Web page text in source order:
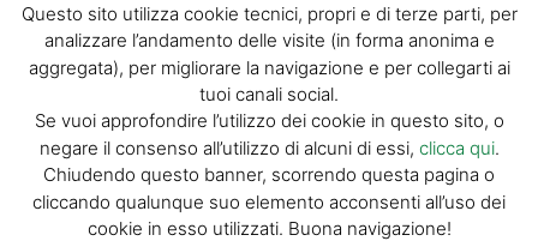
© GIORGIO TESI EDITRICE S.R.L. | P.IVA
01732650476 | VIA DI BADIA 14 – 51100 LOC.
BOTTEGONE (PISTOIA) |POWERED BY
ALLYMIND
Questo sito utilizza cookie tecnici, propri e di terze parti, per
analizzare l’andamento delle visite (in forma anonima e
aggregata), per migliorare la navigazione e per collegarti ai
tuoi canali social.
Se vuoi approfondire l’utilizzo dei cookie in questo sito, o
negare il consenso all’utilizzo di alcuni di essi, clicca qui.
Chiudendo questo banner, scorrendo questa pagina o
cliccando qualunque suo elemento acconsenti all’uso dei
cookie in esso utilizzati. Buona navigazione!